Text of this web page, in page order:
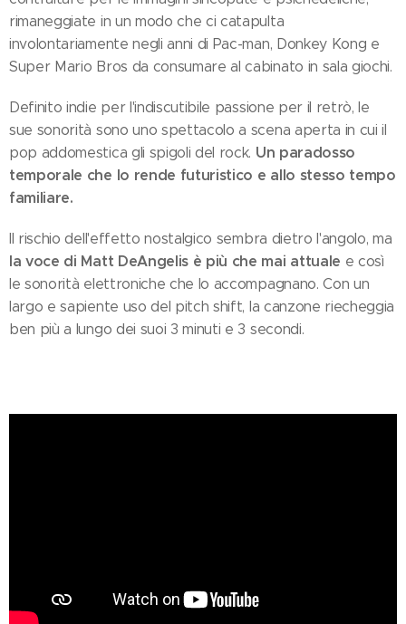
rimaneggiate in un modo che ci catapulta
involontariamente negli anni di Pac-man, Donkey Kong e
Super Mario Bros da consumare al cabinato in sala giochi.
Definito indie per l'indiscutibile passione per il retrò, le
sue sonorità sono uno spettacolo a scena aperta in cui il
pop addomestica gli spigoli del rock. Un paradosso
temporale che lo rende futuristico e allo stesso tempo
familiare.
Il rischio dell'effetto nostalgico sembra dietro l'angolo, ma
la voce di Matt DeAngelis è più che mai attuale e così
le sonorità elettroniche che lo accompagnano. Con un
largo e sapiente uso del pitch shift, la canzone riecheggia
ben più a lungo dei suoi 3 minuti e 3 secondi.